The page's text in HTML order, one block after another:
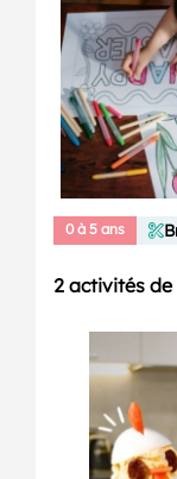
0 à 5 ans
2 activités